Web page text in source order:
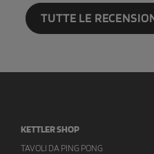
TUTTE LE
KETTLER SHOP
TAVOLI DA PING PONG